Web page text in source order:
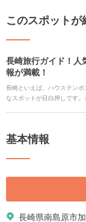
このスポット
長崎旅行ガイド！人
報が満載！
長崎といえば、ハウステン
なスポットが目白押しです
ぷりの長崎をご紹介します。
基本情報
長崎県南島原市